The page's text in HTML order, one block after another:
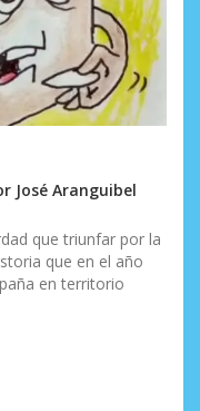
José Aranguibel
que triunfar por la
que en el año
en territorio